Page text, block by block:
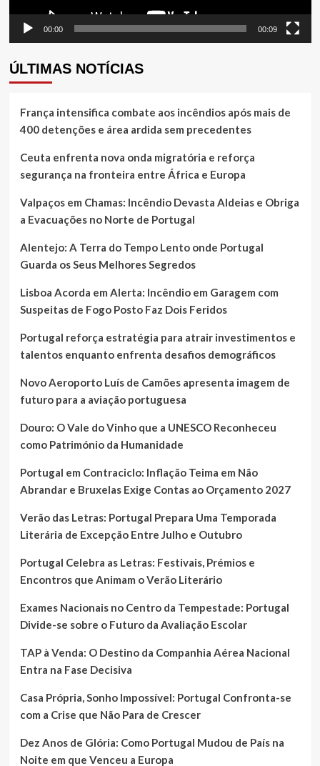
00:00 00:09
ÚLTIMAS NOTÍCIAS
França intensifica combate aos incêndios após mais de
400 detenções e área ardida sem precedentes
Ceuta enfrenta nova onda migratória e reforça
segurança na fronteira entre África e Europa
Valpaços em Chamas: Incêndio Devasta Aldeias e Obriga
a Evacuações no Norte de Portugal
Alentejo: A Terra do Tempo Lento onde Portugal
Guarda os Seus Melhores Segredos
Lisboa Acorda em Alerta: Incêndio em Garagem com
Suspeitas de Fogo Posto Faz Dois Feridos
Portugal reforça estratégia para atrair investimentos e
talentos enquanto enfrenta desafios demográficos
Novo Aeroporto Luís de Camões apresenta imagem de
futuro para a aviação portuguesa
Douro: O Vale do Vinho que a UNESCO Reconheceu
como Património da Humanidade
Portugal em Contraciclo: Inflação Teima em Não
Abrandar e Bruxelas Exige Contas ao Orçamento 2027
Verão das Letras: Portugal Prepara Uma Temporada
Literária de Excepção Entre Julho e Outubro
Portugal Celebra as Letras: Festivais, Prémios e
Encontros que Animam o Verão Literário
Exames Nacionais no Centro da Tempestade: Portugal
Divide-se sobre o Futuro da Avaliação Escolar
TAP à Venda: O Destino da Companhia Aérea Nacional
Entra na Fase Decisiva
Casa Própria, Sonho Impossível: Portugal Confronta-se
com a Crise que Não Para de Crescer
Dez Anos de Glória: Como Portugal Mudou de País na
Noite em que Venceu a Europa